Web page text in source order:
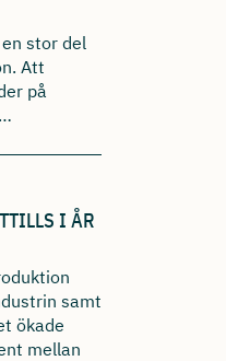
stor del
Att
på
I ÅR
samt
ökade
mellan